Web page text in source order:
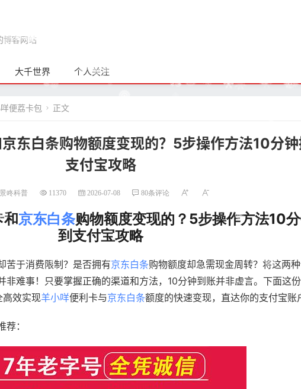
博客网站
大千世界 个人关注
便荔卡包  正文
东白条购物额度变现的？5步操作方法10分钟
支付宝攻略
景咚科普 11370 2026-07-08 80条评论
和京东白条购物额度变现的？5步操作方法10
到支付宝攻略
苦于消费限制？是否拥有京东白条购物额度却急需现金周转？将这两
非难事！只要掌握正确的渠道和方法，10分钟到账并非虚言。下面这
高效实现羊小咩便利卡与京东白条额度的快速变现，直达你的支付宝账
：